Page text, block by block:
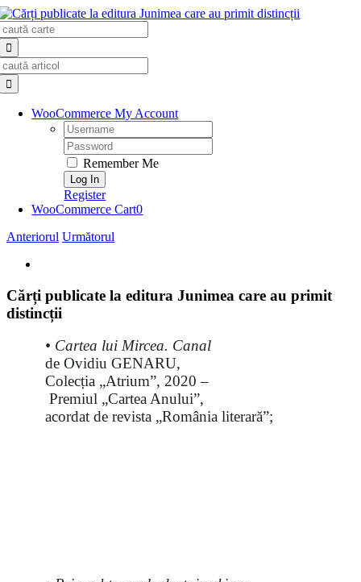
Skip
to
content
WooCommerce My Account
Username:
Password:
Remember Me
Register
WooCommerce Cart0
Anteriorul Următorul
Image
Cărți publicate la editura Junimea care au primit
distincții
• Cartea lui Mircea. Canal
de Ovidiu GENARU,
Colecția „Atrium”, 2020 –
Premiul „Cartea Anului”,
acordat de revista „România literară”;